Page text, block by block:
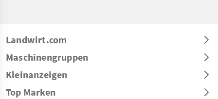
Landwirt.com
Maschinengruppen
Kleinanzeigen
Top Marken